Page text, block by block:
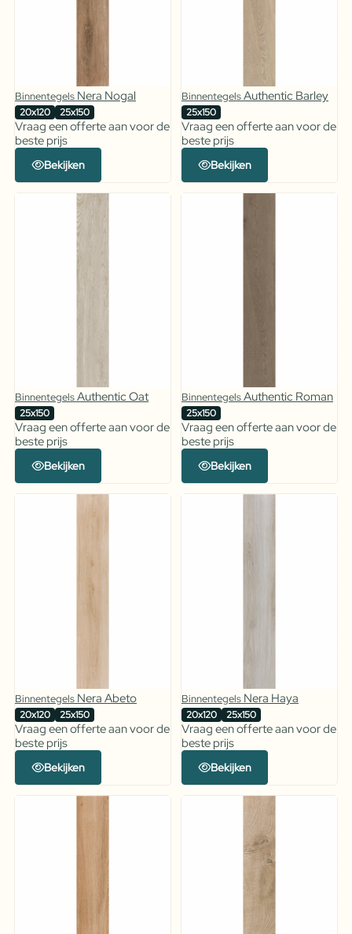
Binnentegels Nera Nogal
20x120 25x150
Vraag een offerte aan voor de
beste prijs
Bekijken
BinnentegelsAuthentic Barley
25x150
Vraag een offerte aan voor de
beste prijs
Bekijken
BinnentegelsAuthentic Oat
25x150
Vraag een offerte aan voor de
beste prijs
Bekijken
BinnentegelsAuthentic Roman
25x150
Vraag een offerte aan voor de
beste prijs
Bekijken
Binnentegels Nera Abeto
20x120 25x150
Vraag een offerte aan voor de
beste prijs
Bekijken
Binnentegels Nera Haya
20x120 25x150
Vraag een offerte aan voor de
beste prijs
Bekijken